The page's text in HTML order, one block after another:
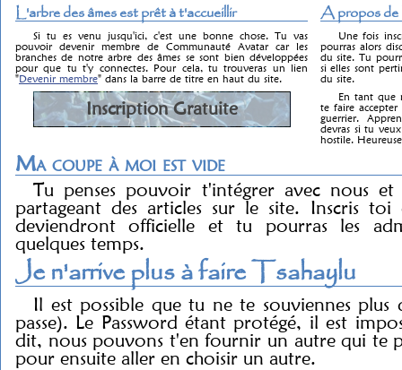
A propos de
Une fois
pourras alors
du site. Tu
si elles sont
du site.
En tant que
te faire
guerrier.
devras si tu
hostile.
L'arbre des âmes est prêt à t'accueillir
Si tu es venu jusqu'ici, c'est une bonne chose. Tu vas
pouvoir devenir membre de Communauté Avatar car les
branches de notre arbre des âmes se sont bien développées
pour que tu t'y connectes. Pour cela, tu trouveras un lien
"Devenir membre" dans la barre de titre en haut du site.
Inscription Gratuite
Ma coupe à moi est vide
Tu penses pouvoir t'intégrer avec nous
partageant des articles sur le site. Inscris
deviendront officielle et tu pourras les
quelques temps.
Je n'arrive plus à faire Tsahaylu
Il est possible que tu ne te souviennes
passe). Le Password étant protégé, il est
dit, nous pouvons t'en fournir un autre qui te
pour ensuite aller en choisir un autre.